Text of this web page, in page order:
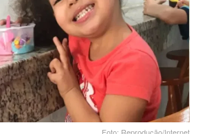
Foto: Reprodução/Internet